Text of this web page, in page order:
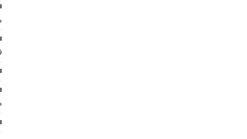
فیلم کوتاه «ترازو» آماده اکران شد/ روایتی از پسری که در خیابان